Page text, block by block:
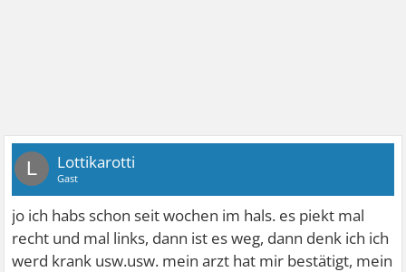
L Lottikarotti
Gast
jo ich habs schon seit wochen im hals. es piekt mal
recht und mal links, dann ist es weg, dann denk ich ich
werd krank usw.usw. mein arzt hat mir bestätigt, mein